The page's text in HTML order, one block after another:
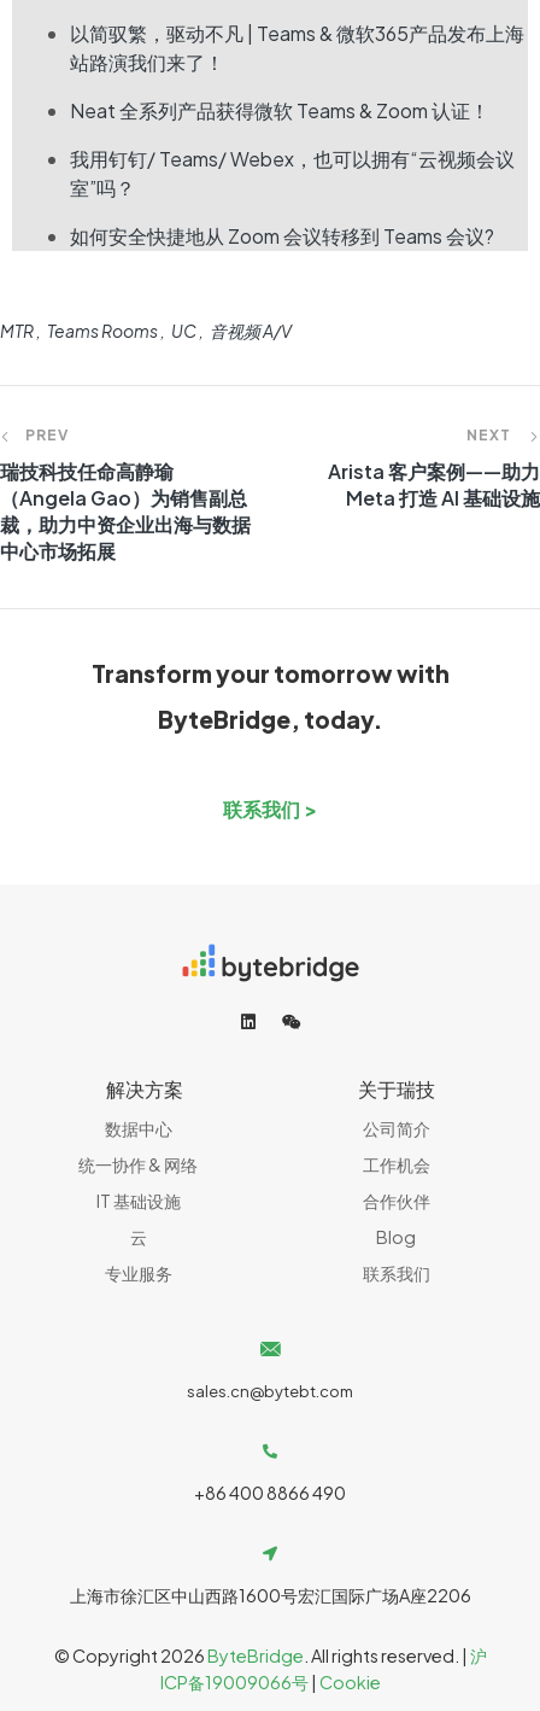
以简驭繁，驱动不凡 | Teams & 微软365产品发布上海
站路演我们来了！
Neat 全系列产品获得微软 Teams & Zoom 认证！
我用钉钉/ Teams/ Webex，也可以拥有“云视频会议
室”吗？
如何安全快捷地从 Zoom 会议转移到 Teams 会议?
MTR Teams Rooms UC 音视频 A/V
PREV
瑞技科技任命高静瑜
（Angela Gao）为销售副总
裁，助力中资企业出海与数据
中心市场拓展
NEXT
Arista 客户案例——助力
Meta 打造 AI 基础设施
Transform your tomorrow with
ByteBridge, today.
联系我们 >
解决方案
数据中心
统一协作 & 网络​
IT 基础设施
云
专业服务
关于瑞技
公司简介
工作机会
合作伙伴
Blog
联系我们
sales.cn@bytebt.com
+86 400 8866 490
上海市徐汇区中山西路1600号宏汇国际广场A座2206
© Copyright 2026ByteBridge . All rights reserved. | 沪
ICP备19009066号| Cookie